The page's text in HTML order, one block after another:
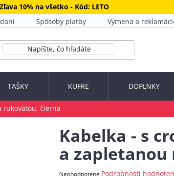
Zľava 10% na všetko - Kód: LETO
Spôsoby platby Výmena a
TAŠKY KUFRE DOPLNKY
rukoväťou, čierna
Kabelka - s
a
Priemerné
Neohodnotené Podrobnosti